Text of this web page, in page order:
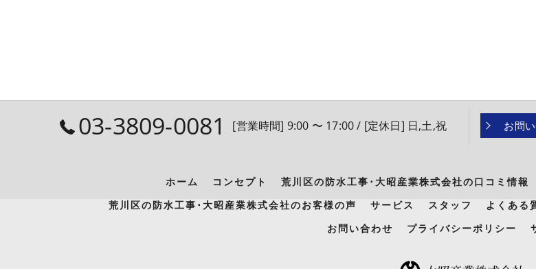
03-3809-0081 [営業時間] 9:00 〜 17:00 / [定休日] 日,土,祝 お問
ホーム コンセプト 荒川区の防水工事･大昭産業株式会社の口コミ情報
荒川区の防水工事･大昭産業株式会社のお客様の声
サービス スタッフ よくある
お問い合わせ
プライバシーポリシー